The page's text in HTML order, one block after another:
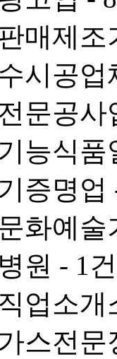
매제조
시공업
문공사
능식품
증명업
화예술
원 - 1건
업소개
스전